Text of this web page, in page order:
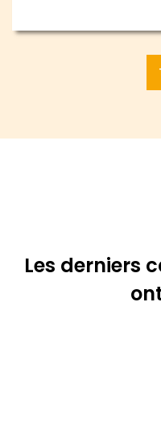
Les derniers